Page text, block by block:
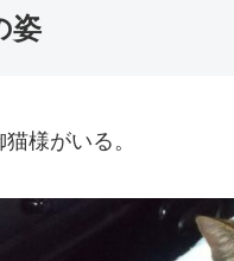
姿
様がいる。